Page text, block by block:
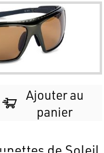
Ajouter au
panier
de Soleil